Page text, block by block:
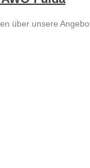
über unsere